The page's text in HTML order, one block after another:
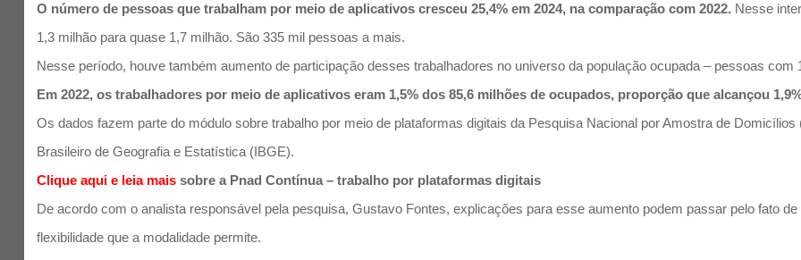
O número de pessoas que trabalham por meio de aplicativos cresceu 25,4% em 2024, na comparação com 2022. Nesse
1,3 milhão para quase 1,7 milhão. São 335 mil pessoas a mais.
Nesse período, houve também aumento de participação desses trabalhadores no universo da população ocupada – pessoas
Em 2022, os trabalhadores por meio de aplicativos eram 1,5% dos 85,6 milhões de ocupados, proporção que alcançou
Os dados fazem parte do módulo sobre trabalho por meio de plataformas digitais da Pesquisa Nacional por Amostra de
Brasileiro de Geografia e Estatística (IBGE).
Clique aqui e leia mais sobre a Pnad Contínua – trabalho por plataformas digitais
De acordo com o analista responsável pela pesquisa, Gustavo Fontes, explicações para esse aumento podem passar pelo fato
flexibilidade que a modalidade permite.